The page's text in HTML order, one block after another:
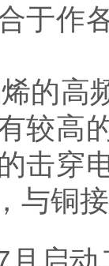
于作
的高
较高
击穿
与铜